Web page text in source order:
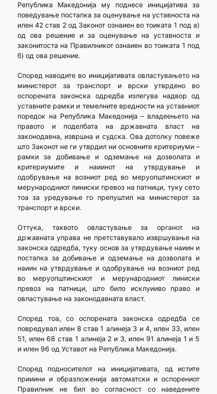
Република Македонија му поднесе иницијатива за
поведување постапка за оценување на уставноста на
илен 42 став 2 од Законот ознаиен во тоиката 1 под а)
од ова решение и за оценување на уставноста и
законитоста на Правилникот ознаиен во тоиката 1 под
б) од ова решение.
Според наводите во иницијативата овластувањето на
министерот за транспорт и врски утврдено во
оспорената законска одредба излегува надвор од
уставните рамки и темелните вредности на уставниот
поредок на Република Македонија – владеењето на
правото и поделбата на државната власт на
законодавна, извршна и судска. Ова дотолку повеже
што Законот не ги утврдил ни основните критериуми –
рамки за добивање и одземање на дозволата и
критериумите и наиинот на утврдување и
одобрување на возниот ред во меруопштинскиот и
мерународниот линиски превоз на патници, туку сето
тоа за уредување го препуштил на министерот за
транспорт и врски.
Оттука, таквото овластување за органот на
државната управа не претставувало извршување на
законска одредба, туку основ за утврдување наиин и
постапка за добивање и одземање на дозволата и
наиин на утврдување и одобрување на возниот ред
во меруопштинскиот и мерународниот линиски
превоз на патници, што било исклуииво право и
овластување на законодавната власт.
Според тоа, со оспорената законска одредба се
повредувал илен 8 став 1 алинеја 3 и 4, илен 33, илен
51, илен 68 став 1 алинеја 2 и 3, илен 91 алинеја 1 и 5
и илен 96 од Уставот на Република Македонија.
Според подносителот на иницијативата, од истите
прииини и образложенија автоматски и оспорениот
Правилник не бил во согласност со наведените